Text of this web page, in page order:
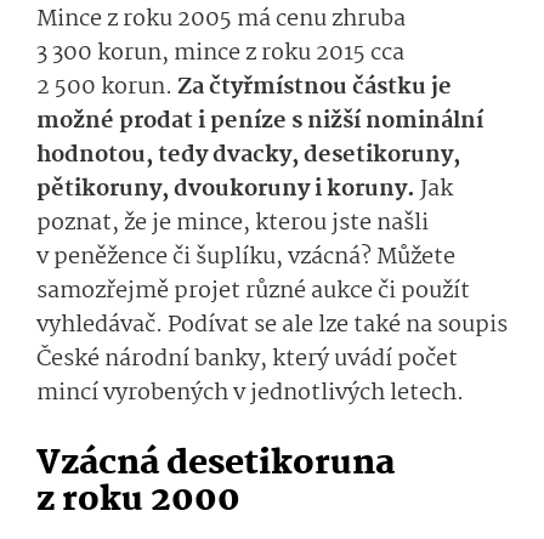
Mince z roku 2005 má cenu zhruba
3 300 korun, mince z roku 2015 cca
2 500 korun. Za čtyřmístnou částku je
možné prodat i peníze s nižší nominální
hodnotou, tedy dvacky, desetikoruny,
pětikoruny, dvoukoruny i koruny.Jak
poznat, že je mince, kterou jste našli
v peněžence či šuplíku, vzácná? Můžete
samozřejmě projet různé aukce či použít
vyhledávač. Podívat se ale lze také na soupis
České národní banky, který uvádí počet
mincí vyrobených v jednotlivých letech.
Vzácná desetikoruna
z roku 2000